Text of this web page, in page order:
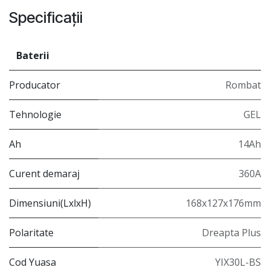
Specificații
Baterii
Producator Rombat
Tehnologie GEL
Ah 14Ah
Curent demaraj 360A
Dimensiuni(LxlxH) 168x127x176mm
Polaritate Dreapta Plus
Cod Yuasa YIX30L-BS